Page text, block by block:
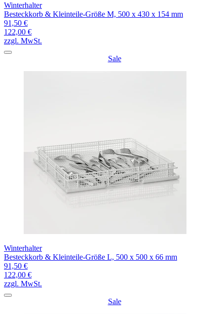
Winterhalter
Besteckkorb & Kleinteile-Größe M, 500 x 430 x 154 mm
91,50 €
122,00 €
zzgl. MwSt.
Sale
Winterhalter
Besteckkorb & Kleinteile-Größe L, 500 x 500 x 66 mm
91,50 €
122,00 €
zzgl. MwSt.
Sale